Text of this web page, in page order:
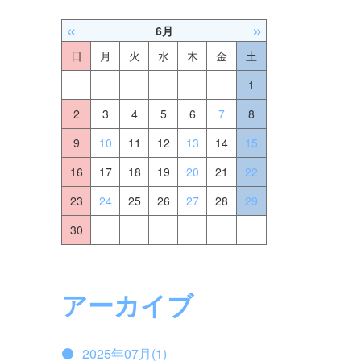
« 6月 »
日 月 火 水 木 金
土
1
2
3 4 5 6 7
8
9
10 11 12 13 14
15
16
17 18 19 20 21
22
23
24 25 26 27 28
29
30
アーカイブ
2025年07月(1)